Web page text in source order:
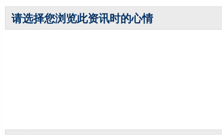
请选择您浏览此资讯时的心情